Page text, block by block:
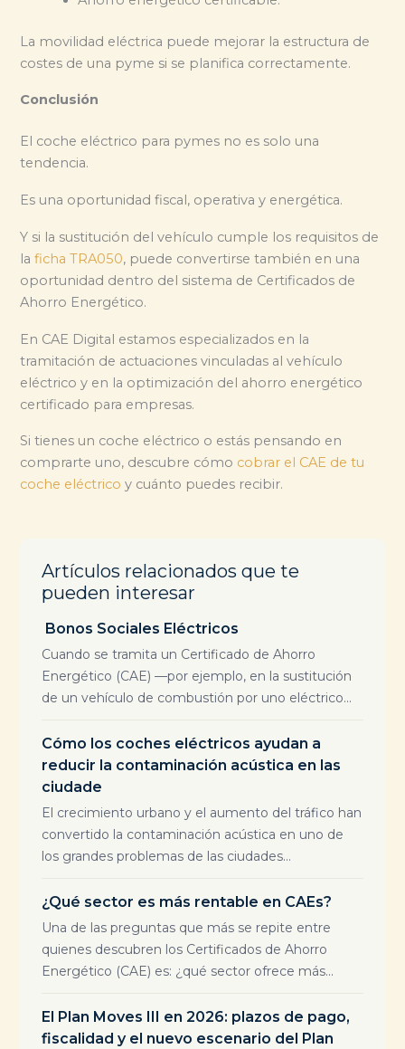
La movilidad eléctrica puede mejorar la estructura de
costes de una pyme si se planifica correctamente.
Conclusión
El coche eléctrico para pymes no es solo una
tendencia.
Es una oportunidad fiscal, operativa y energética.
Y si la sustitución del vehículo cumple los requisitos de
laficha TRA050, puede convertirse también en una
oportunidad dentro del sistema de Certificados de
Ahorro Energético.
En CAE Digital estamos especializados en la
tramitación de actuaciones vinculadas al vehículo
eléctrico y en la optimización del ahorro energético
certificado para empresas.
Si tienes un coche eléctrico o estás pensando en
comprarte uno, descubre cómo cobrar el CAE de tu
coche eléctrico y cuánto puedes recibir.
Artículos relacionados que te
pueden interesar
Bonos Sociales Eléctricos
Cuando se tramita un Certificado de Ahorro
Energético (CAE) —por ejemplo, en la sustitución
de un vehículo de combustión por uno eléctrico...
Cómo los coches eléctricos ayudan a
reducir la contaminación acústica en las
ciudade
El crecimiento urbano y el aumento del tráfico han
convertido la contaminación acústica en uno de
los grandes problemas de las ciudades...
¿Qué sector es más rentable en CAEs?
Una de las preguntas que más se repite entre
quienes descubren los Certificados de Ahorro
Energético (CAE) es: ¿qué sector ofrece más...
El Plan Moves III en 2026: plazos de pago,
fiscalidad y el nuevo escenario del Plan